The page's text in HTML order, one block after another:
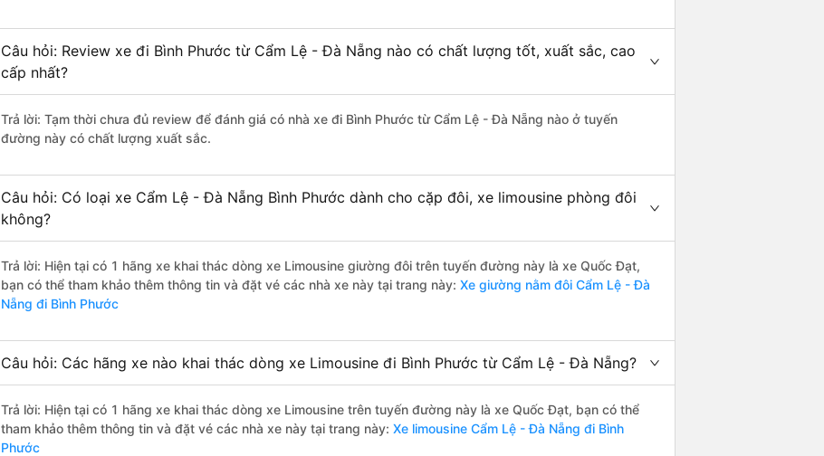
Câu hỏi: Review xe đi Bình Phước từ Cẩm Lệ - Đà Nẵng nào có chất lượng tốt, xuất sắc, cao
cấp nhất?
Trả lời: Tạm thời chưa đủ review để đánh giá có nhà xe đi Bình Phước từ Cẩm Lệ - Đà Nẵng nào ở tuyến
đường này có chất lượng xuất sắc.
Câu hỏi: Có loại xe Cẩm Lệ - Đà Nẵng Bình Phước dành cho cặp đôi, xe limousine phòng đôi
không?
Trả lời: Hiện tại có 1 hãng xe khai thác dòng xe Limousine giường đôi trên tuyến đường này là xe Quốc Đạt,
bạn có thể tham khảo thêm thông tin và đặt vé các nhà xe này tại trang này: Xe giường nằm đôi Cẩm Lệ - Đà
Nẵng đi Bình Phước
Câu hỏi: Các hãng xe nào khai thác dòng xe Limousine đi Bình Phước từ Cẩm Lệ - Đà Nẵng?
Trả lời: Hiện tại có 1 hãng xe khai thác dòng xe Limousine trên tuyến đường này là xe Quốc Đạt, bạn có thể
tham khảo thêm thông tin và đặt vé các nhà xe này tại trang này: Xe limousine Cẩm Lệ - Đà Nẵng đi Bình
Phước